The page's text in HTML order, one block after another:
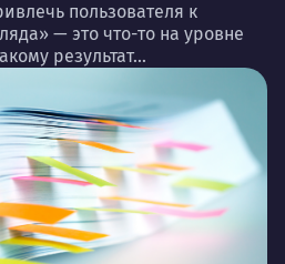
пользователя к
— это что-то на уровне
результат...